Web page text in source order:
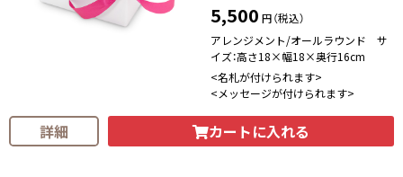
5,500 円（税込）
アレンジメント/オールラウンド サ
イズ：高さ18×幅18×奥行16cm
<名札が付けられます>
<メッセージが付けられます>
詳細 カートに入れる